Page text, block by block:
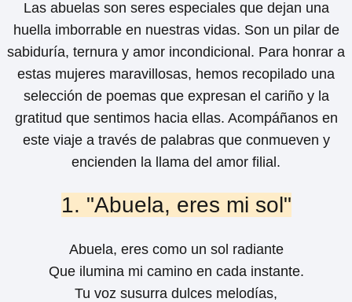
Las abuelas son seres especiales que dejan una
huella imborrable en nuestras vidas. Son un pilar de
sabiduría, ternura y amor incondicional. Para honrar a
estas mujeres maravillosas, hemos recopilado una
selección de poemas que expresan el cariño y la
gratitud que sentimos hacia ellas. Acompáñanos en
este viaje a través de palabras que conmueven y
encienden la llama del amor filial.
1. "Abuela, eres mi sol"
Abuela, eres como un sol radiante
Que ilumina mi camino en cada instante.
Tu voz susurra dulces melodías,